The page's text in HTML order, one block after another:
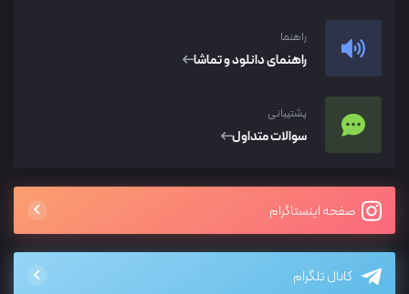
راهنما
راهنمای دانلود و تماشا
پشتیبانی
سوالات متداول
صفحه اینستاگرام
کانال تلگرام